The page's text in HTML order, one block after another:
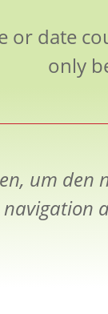
or date
only
um den
navigation